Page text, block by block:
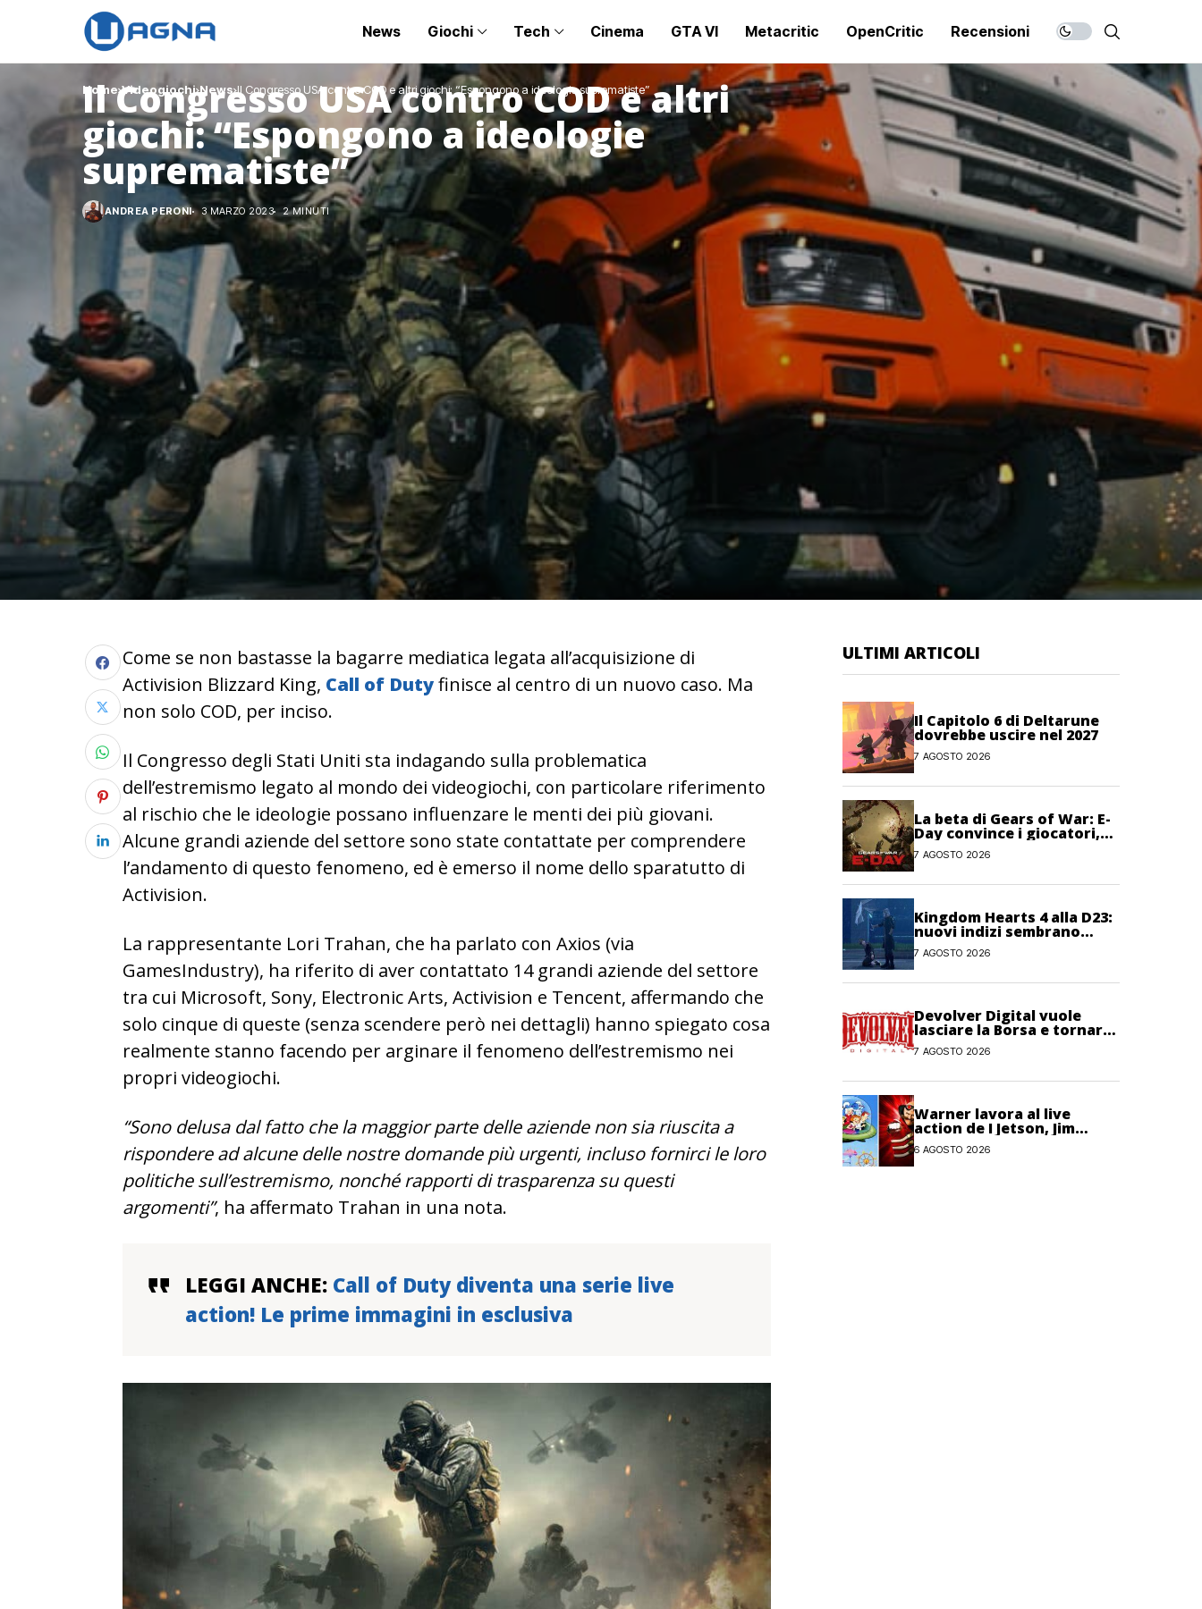
News Giochi Tech Cinema GTA VI Metacritic OpenCritic Recensioni
Home Videogiochi News Il Congresso USA contro COD e altri giochi: “Espongono a ideologie suprematiste”
Il Congresso USA contro COD e altri
giochi: “Espongono a ideologie
suprematiste”
ANDREA PERONI 3 MARZO 2023 2 MINUTI
Come se non bastasse la bagarre mediatica legata all’acquisizione di
Activision Blizzard King, Call of Dutyfinisce al centro di un nuovo caso. Ma
non solo COD, per inciso.
Il Congresso degli Stati Uniti sta indagando sulla problematica
dell’estremismo legato al mondo dei videogiochi, con particolare riferimento
al rischio che le ideologie possano influenzare le menti dei più giovani.
Alcune grandi aziende del settore sono state contattate per comprendere
l’andamento di questo fenomeno, ed è emerso il nome dello sparatutto di
Activision.
La rappresentante Lori Trahan, che ha parlato con Axios (via
GamesIndustry), ha riferito di aver contattato 14 grandi aziende del settore
tra cui Microsoft, Sony, Electronic Arts, Activision e Tencent, affermando che
solo cinque di queste (senza scendere però nei dettagli) hanno spiegato cosa
realmente stanno facendo per arginare il fenomeno dell’estremismo nei
propri videogiochi.
“Sono delusa dal fatto che la maggior parte delle aziende non sia riuscita a
rispondere ad alcune delle nostre domande più urgenti, incluso fornirci le loro
politiche sull’estremismo, nonché rapporti di trasparenza su questi
argomenti”, ha affermato Trahan in una nota.
LEGGI ANCHE: Call of Duty diventa una serie live
action! Le prime immagini in esclusiva
ULTIMI ARTICOLI
Il Capitolo 6 di Deltarune
dovrebbe uscire nel 2027
7 AGOSTO 2026
La beta di Gears of War: E-
Day convince i giocatori,
anche se non pienamente
7 AGOSTO 2026
Kingdom Hearts 4 alla D23:
nuovi indizi sembrano
confermare la presenza del
gioco
7 AGOSTO 2026
Devolver Digital vuole
lasciare la Borsa e tornare
privata
7 AGOSTO 2026
Warner lavora al live
action de I Jetson, Jim
Carrey è nel cast!
6 AGOSTO 2026